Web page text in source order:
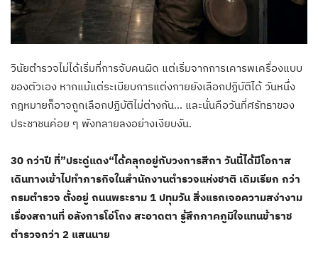
วินัยตำรวจไม่ได้เริ่มที่การจับคนผิด แต่เริ่มจากการเคารพเครื่องแบบ
ของตัวเอง หากแม้แต่ระเบียบการแต่งกายยังเลือกปฏิบัติได้ วันหนึ่ง
กฎหมายก็อาจถูกเลือกปฏิบัติไม่ต่างกัน… และนั่นคือวันที่ศรัทธาของ
ประชาชนค่อย ๆ พังทลายลงอย่างเงียบงัน.
30 กว่าปี ที่”ประดู่แดง“ได้คลุกอยู่กับวงการสีกา วันนี้ได้มีโอกาส
เดินทางเข้าไปทำภารกิจในสำนักงานตำรวจแห่งชาติ เดิมเรียก กว่า
กรมตำรวจ ตั้งอยู่ ถนนพระราม 1 ปทุมวัน สิ่งแรกเจอความสง่างาม
เรื่องสถานที่ อลังการโอ่โถง สะอาดตา รู้สึกภาคภูมิใจแทนข้าราช
ตำรวจกว่า 2 แสนนาย